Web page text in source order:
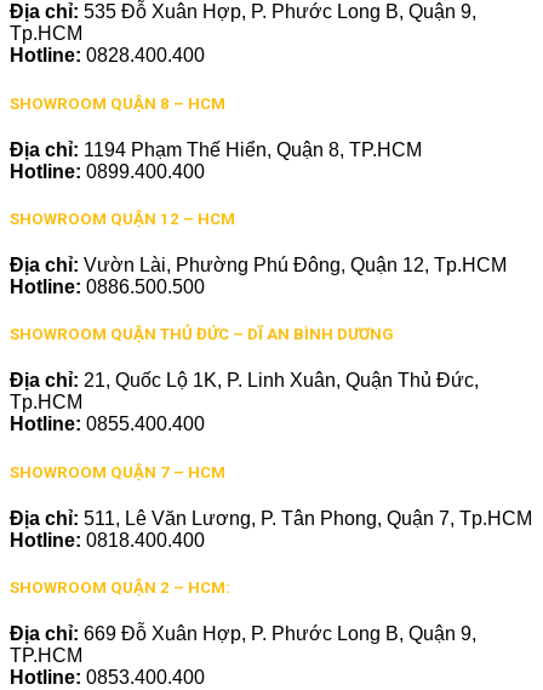
Địa chỉ: 535 Đỗ Xuân Hợp, P. Phước Long B, Quận 9,
Tp.HCM
Hotline: 0828.400.400
SHOWROOM QUẬN 8 – HCM
Địa chỉ: 1194 Phạm Thế Hiển, Quận 8, TP.HCM
Hotline: 0899.400.400
SHOWROOM QUẬN 12 – HCM
Địa chỉ: Vườn Lài, Phường Phú Đông, Quận 12, Tp.HCM
Hotline: 0886.500.500
SHOWROOM QUẬN THỦ ĐỨC – DĨ AN BÌNH DƯƠNG
Địa chỉ: 21, Quốc Lộ 1K, P. Linh Xuân, Quận Thủ Đức,
Tp.HCM
Hotline: 0855.400.400
SHOWROOM QUẬN 7 – HCM
Địa chỉ: 511, Lê Văn Lương, P. Tân Phong, Quận 7, Tp.HCM
Hotline: 0818.400.400
SHOWROOM QUẬN 2 – HCM:
Địa chỉ: 669 Đỗ Xuân Hợp, P. Phước Long B, Quận 9,
TP.HCM
Hotline: 0853.400.400